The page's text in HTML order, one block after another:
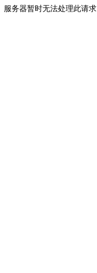
服务器暂时无法处理此请求